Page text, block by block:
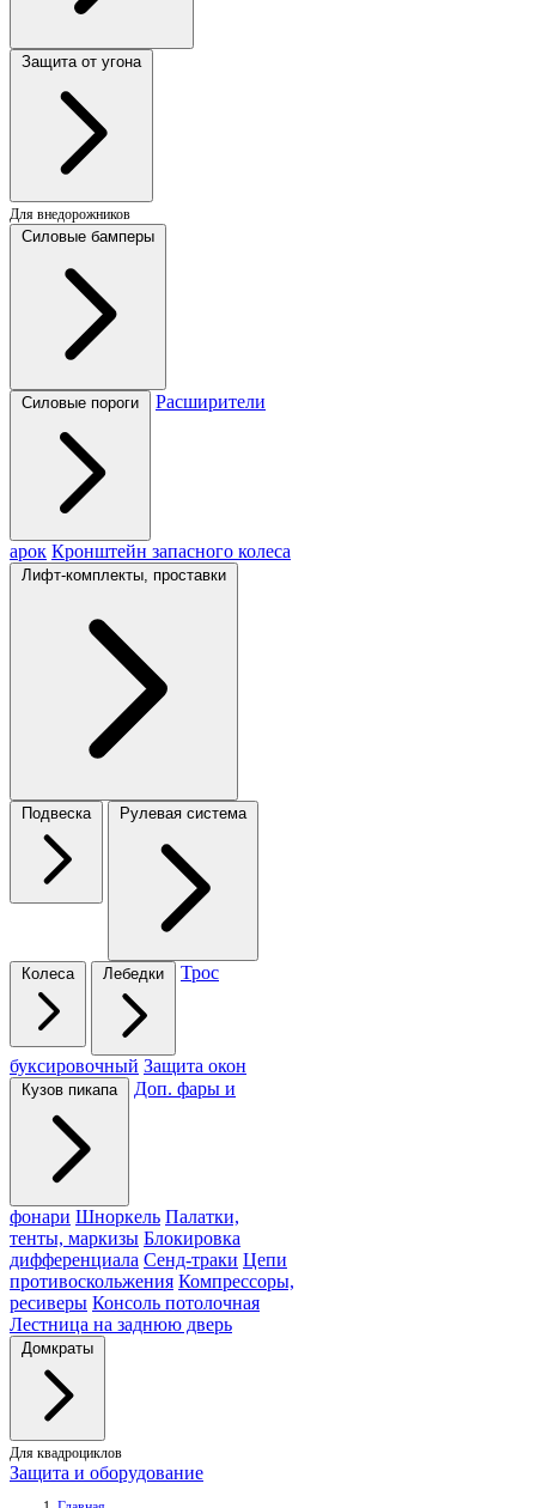
Защита от угона
Для внедорожников
Силовые бамперы
Силовые пороги Расширители
арок Кронштейн запасного колеса
Лифт-комплекты, проставки
Подвеска Рулевая система
Колеса Лебедки Трос
буксировочный Защита окон
Кузов пикапа Доп. фары и
фонари Шноркель Палатки,
тенты, маркизы Блокировка
дифференциала Сенд-траки Цепи
противоскольжения Компрессоры,
ресиверы Консоль потолочная
Лестница на заднюю дверь
Домкраты
Для квадроциклов
Защита и оборудование